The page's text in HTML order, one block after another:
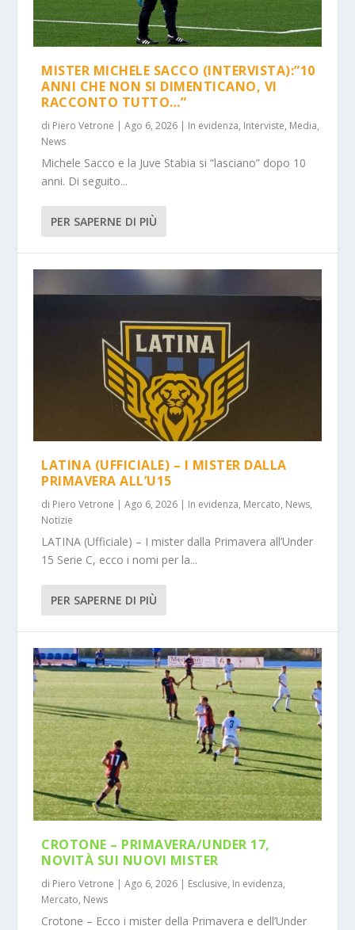
MISTER MICHELE SACCO (INTERVISTA):”10
ANNI CHE NON SI DIMENTICANO, VI
RACCONTO TUTTO…”
di Piero Vetrone |Ago 6, 2026 | In evidenza, Interviste, Media,
News
Michele Sacco e la Juve Stabia si “lasciano” dopo 10
anni. Di seguito...
PER SAPERNE DI PIÙ
LATINA (UFFICIALE) – I MISTER DALLA
PRIMAVERA ALL’U15
di Piero Vetrone |Ago 6, 2026 | In evidenza, Mercato, News,
Notizie
LATINA (Ufficiale) – I mister dalla Primavera all’Under
15 Serie C, ecco i nomi per la...
PER SAPERNE DI PIÙ
CROTONE – PRIMAVERA/UNDER 17,
NOVITÀ SUI NUOVI MISTER
di Piero Vetrone |Ago 6, 2026 | Esclusive, In evidenza,
Mercato, News
Crotone – Ecco i mister della Primavera e dell’Under